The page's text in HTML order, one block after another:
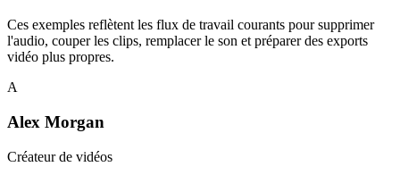
Ces exemples reflètent les flux de travail courants pour supprimer
l'audio, couper les clips, remplacer le son et préparer des exports
vidéo plus propres.
A
Alex Morgan
Créateur de vidéos